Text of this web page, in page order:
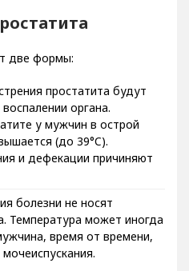
две формы:
простатита будут
органа.
у мужчин в острой
(до 39°C).
и дефекации причиняют
болезни не носят
Температура может иногда
время от времени,